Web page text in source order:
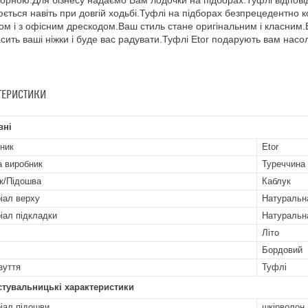
навіть при довгій ходьбі.Туфлі на підборах
і з офісним дрескодом.Ваш стиль стане оригінальним і
ваші ніжки і буде вас радувати.Туфлі Etor подарують вам
Etor
виробник
Туреччина
Підошва
Каблук
верху
підкладки
Літо
Бордовий
Туфлі
характеристики